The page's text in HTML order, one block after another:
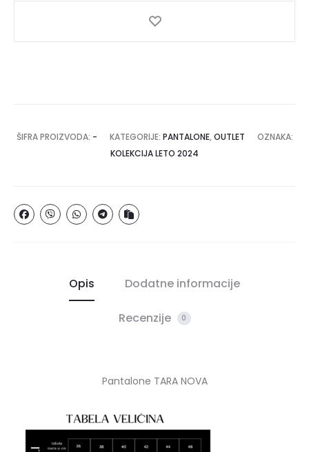
ŠIFRA PROIZVODA: - KATEGORIJE: PANTALONE, OUTLET
OZNAKA:
KOLEKCIJA LETO 2024
Opis Dodatne informacije
Recenzije 0
Pantalone TARA NOVA